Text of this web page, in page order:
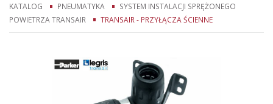
KATALOG PNEUMATYKA
SYSTEM INSTALACJI SPRĘŻONEGO
POWIETRZA TRANSAIR
TRANSAIR - PRZYŁĄCZA ŚCIENNE